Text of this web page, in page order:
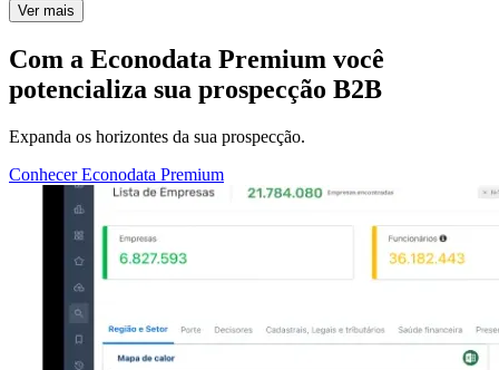
Ver mais
Com a Econodata Premium você
potencializa sua prospecção B2B
Expanda os horizontes da sua prospecção.
Conhecer Econodata Premium